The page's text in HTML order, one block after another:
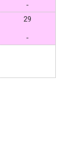
-
29
-